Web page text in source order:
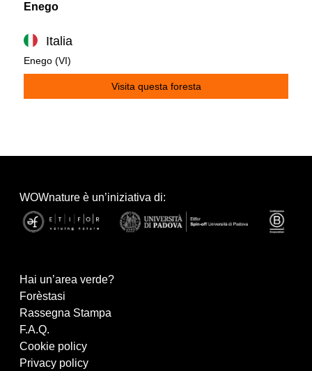
Enego
Italia
Enego (VI)
Visita questa foresta
WOWnature è un’iniziativa di:
Hai un’area verde?
Forèstasi
Rassegna Stampa
F.A.Q.
Cookie policy
Privacy policy